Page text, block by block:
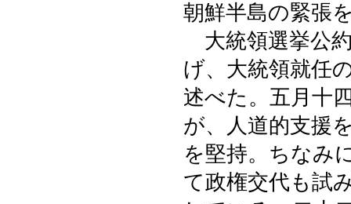
朝鮮半島の緊張
大統領選挙公
げ、大統領就任
述べた。五月十
が、人道的支援
を堅持。ちなみ
て政権交代も試